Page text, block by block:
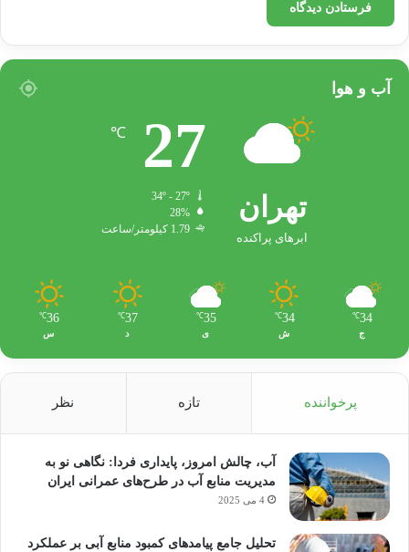
وجود دارد.
–
The Role of Islam in Iranian Life
The Evolution of Apartment Living
هویت ملی
آب و هوا
تهران
ابرهای پراکنده
27
℃
28%
1.79 کیلومتر/ساعت
34
℃
ج
34
℃
ش
35
℃
ی
37
℃
د
36
℃
س
پرخواننده تازه نظر
آب، چالش امروز، پایداری فردا: نگاهی نو به
مدیریت منابع آب در طرح‌های عمرانی ایران
4 می 2025
تحلیل جامع پیامدهای کمبود منابع آبی بر عملکرد